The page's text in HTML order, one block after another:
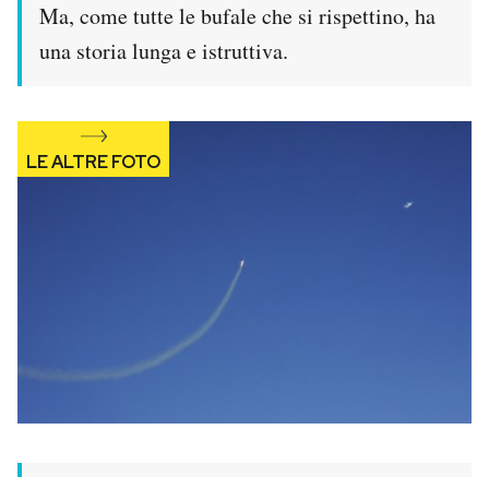
Ma, come tutte le bufale che si rispettino, ha
una storia lunga e istruttiva.